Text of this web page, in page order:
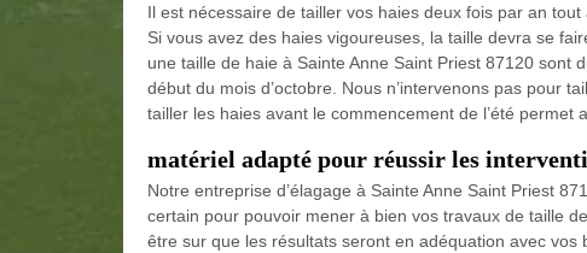
Il est nécessaire de tailler vos haies deux fois par an
Si vous avez des haies vigoureuses, la taille devra se
une taille de haie à Sainte Anne Saint Priest 87120 sont
début du mois d’octobre. Nous n’intervenons pas pour
tailler les haies avant le commencement de l’été permet
matériel adapté pour réussir les
Notre entreprise d’élagage à Sainte Anne Saint Priest
certain pour pouvoir mener à bien vos travaux de taille
être sur que les résultats seront en adéquation avec